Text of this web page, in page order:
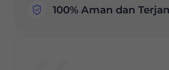
100% Aman dan